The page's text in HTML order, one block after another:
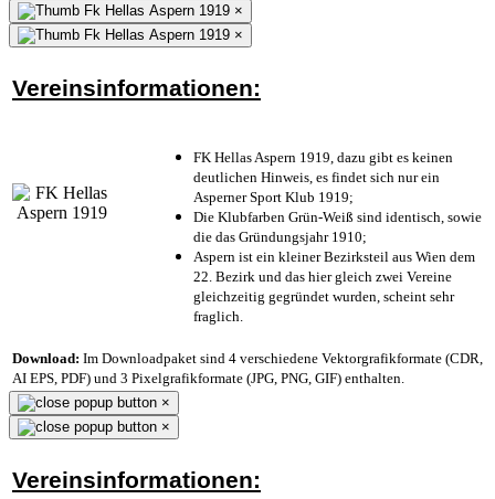
×
×
Vereinsinformationen:
FK Hellas Aspern 1919, dazu gibt es keinen
deutlichen Hinweis, es findet sich nur ein
Asperner Sport Klub 1919;
Die Klubfarben Grün-Weiß sind identisch, sowie
die das Gründungsjahr 1910;
Aspern ist ein kleiner Bezirksteil aus Wien dem
22. Bezirk und das hier gleich zwei Vereine
gleichzeitig gegründet wurden, scheint sehr
fraglich.
Download: Im Downloadpaket sind 4 verschiedene Vektorgrafikformate (CDR,
AI EPS, PDF) und 3 Pixelgrafikformate (JPG, PNG, GIF) enthalten.
×
×
Vereinsinformationen: